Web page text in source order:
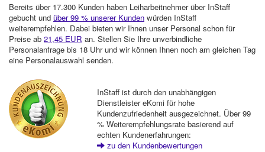
Bereits über 17.300 Kunden haben Leiharbeitnehmer über InStaff
gebucht und über 99 % unserer Kunden würden InStaff
weiterempfehlen. Dabei bieten wir Ihnen unser Personal schon für
Preise ab 21,45 EUR an. Stellen Sie Ihre unverbindliche
Personalanfrage bis 18 Uhr und wir können Ihnen noch am gleichen Tag
eine Personalauswahl senden.
InStaff ist durch den unabhängigen
Dienstleister eKomi für hohe
Kundenzufriedenheit ausgezeichnet. Über 99
% Weiterempfehlungsrate basierend auf
echten Kundenerfahrungen:
zu den Kundenbewertungen